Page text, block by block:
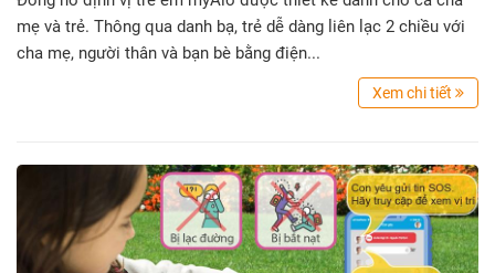
mẹ và trẻ. Thông qua danh bạ, trẻ dễ dàng liên lạc 2 chiều với
cha mẹ, người thân và bạn bè bằng điện...
Xem chi tiết